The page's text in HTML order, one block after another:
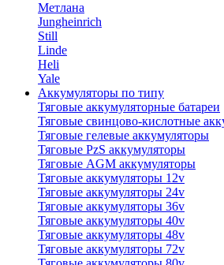
Метлана
Jungheinrich
Still
Linde
Heli
Yale
Аккумуляторы по типу
Тяговые аккумуляторные батареи
Тяговые свинцово-кислотные
Тяговые гелевые аккумуляторы
Тяговые PzS аккумуляторы
Тяговые AGM аккумуляторы
Тяговые аккумуляторы 12v
Тяговые аккумуляторы 24v
Тяговые аккумуляторы 36v
Тяговые аккумуляторы 40v
Тяговые аккумуляторы 48v
Тяговые аккумуляторы 72v